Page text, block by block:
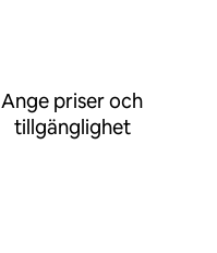
Ange priser och
tillgänglighet